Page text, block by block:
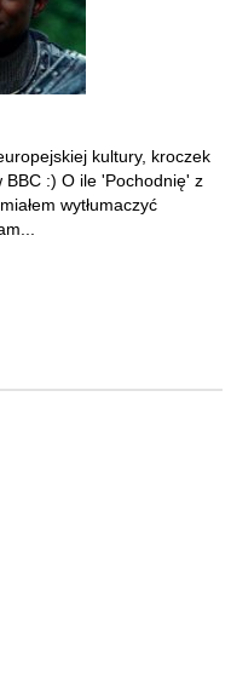
kultury, kroczek
:) O ile 'Pochodnię' z
wytłumaczyć